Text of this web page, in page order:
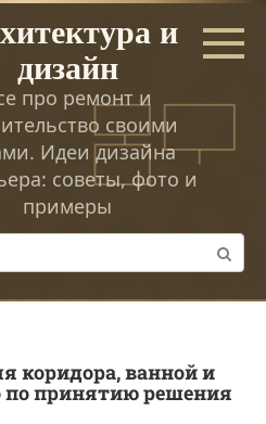
и
дизайн
про ремонт и
своими
Идеи дизайна
советы, фото и
примеры
коридора, ванной и
по принятию решения